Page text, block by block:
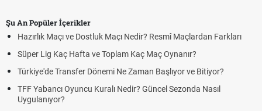
Şu An Popüler İçerikler
Hazırlık Maçı ve Dostluk Maçı Nedir? Resmî Maçlardan Farkları
Süper Lig Kaç Hafta ve Toplam Kaç Maç Oynanır?
Türkiye'de Transfer Dönemi Ne Zaman Başlıyor ve Bitiyor?
TFF Yabancı Oyuncu Kuralı Nedir? Güncel Sezonda Nasıl
Uygulanıyor?